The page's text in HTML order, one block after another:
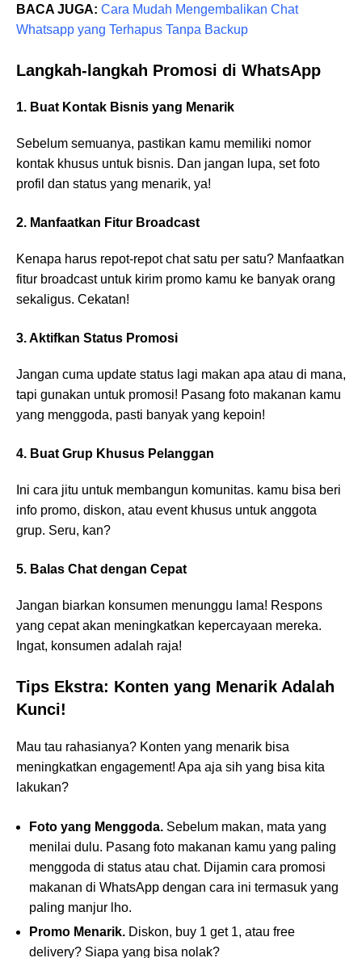
BACA JUGA: Cara Mudah Mengembalikan Chat
Whatsapp yang Terhapus Tanpa Backup
Langkah-langkah Promosi di WhatsApp
1. Buat Kontak Bisnis yang Menarik
Sebelum semuanya, pastikan kamu memiliki nomor
kontak khusus untuk bisnis. Dan jangan lupa, set foto
profil dan status yang menarik, ya!
2. Manfaatkan Fitur Broadcast
Kenapa harus repot-repot chat satu per satu? Manfaatkan
fitur broadcast untuk kirim promo kamu ke banyak orang
sekaligus. Cekatan!
3. Aktifkan Status Promosi
Jangan cuma update status lagi makan apa atau di mana,
tapi gunakan untuk promosi! Pasang foto makanan kamu
yang menggoda, pasti banyak yang kepoin!
4. Buat Grup Khusus Pelanggan
Ini cara jitu untuk membangun komunitas. kamu bisa beri
info promo, diskon, atau event khusus untuk anggota
grup. Seru, kan?
5. Balas Chat dengan Cepat
Jangan biarkan konsumen menunggu lama! Respons
yang cepat akan meningkatkan kepercayaan mereka.
Ingat, konsumen adalah raja!
Tips Ekstra: Konten yang Menarik Adalah
Kunci!
Mau tau rahasianya? Konten yang menarik bisa
meningkatkan engagement! Apa aja sih yang bisa kita
lakukan?
Foto yang Menggoda. Sebelum makan, mata yang
menilai dulu. Pasang foto makanan kamu yang paling
menggoda di status atau chat. Dijamin cara promosi
makanan di WhatsApp dengan cara ini termasuk yang
paling manjur lho.
Promo Menarik. Diskon, buy 1 get 1, atau free
delivery? Siapa yang bisa nolak?